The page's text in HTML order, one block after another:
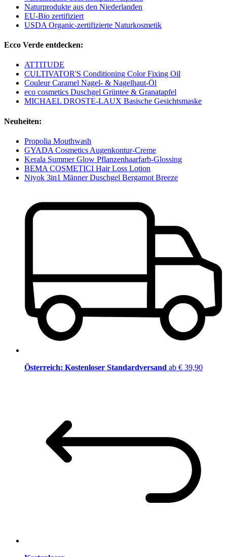
Naturprodukte aus den Niederlanden
EU-Bio zertifiziert
USDA Organic-zertifizierte Naturkosmetik
Ecco Verde entdecken:
ATTITUDE
CULTIVATOR'S Conditioning Color Fixing Oil
Couleur Caramel Nagel- & Nagelhaut-Öl
eco cosmetics Duschgel Grüntee & Granatapfel
MICHAEL DROSTE-LAUX Basische Gesichtsmaske
Neuheiten:
Propolia Mouthwash
GYADA Cosmetics Augenkontur-Creme
Kerala Summer Glow Pflanzenhaarfarb-Glossing
BEMA COSMETICI Hair Loss Lotion
Niyok 3in1 Männer Duschgel Bergamot Breeze
Österreich: Kostenloser Standardversand ab € 39,90